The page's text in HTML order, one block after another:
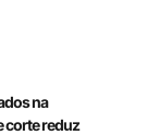
na
corte reduz